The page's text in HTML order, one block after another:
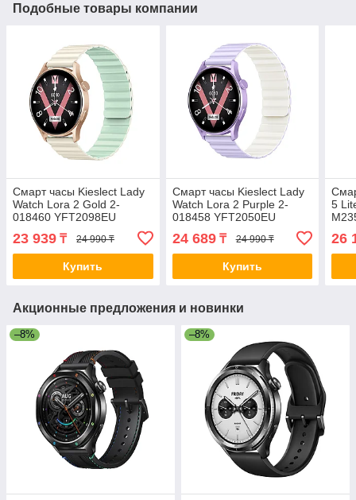
Подобные товары компании
Смарт часы Kieslect Lady
Watch Lora 2 Gold 2-
018460 YFT2098EU
23 939 ₸ 24 990 ₸
Купить
Смарт часы Kieslect Lady
Watch Lora 2 Purple 2-
018458 YFT2050EU
24 689₸ 24 990 ₸
Купить
5
26
Акционные предложения и новинки
–8% –8%